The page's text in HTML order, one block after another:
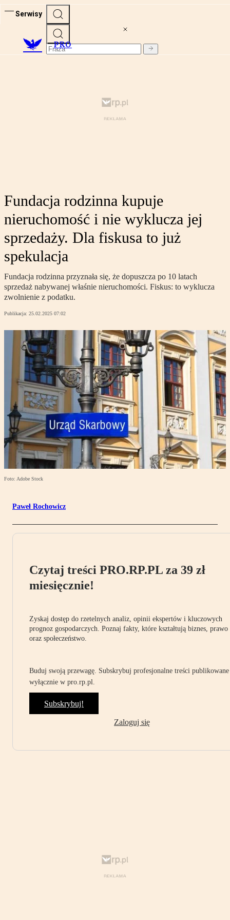
Serwisy
PRO
Fundacja rodzinna kupuje
nieruchomość i nie wyklucza jej
sprzedaży. Dla fiskusa to już
spekulacja
Fundacja rodzinna przyznała się, że dopuszcza po 10 latach
sprzedaż nabywanej właśnie nieruchomości. Fiskus: to wyklucza
zwolnienie z podatku.
Publikacja: 25.02.2025 07:02
Foto: Adobe Stock
Paweł Rochowicz
Czytaj treści PRO.RP.PL za 39 zł
miesięcznie!
Zyskaj dostęp do rzetelnych analiz, opinii ekspertów i kluczowych
prognoz gospodarczych. Poznaj fakty, które kształtują biznes, prawo
oraz społeczeństwo.
Buduj swoją przewagę. Subskrybuj profesjonalne treści publikowane
wyłącznie w pro.rp.pl.
Subskrybuj!
Zaloguj się